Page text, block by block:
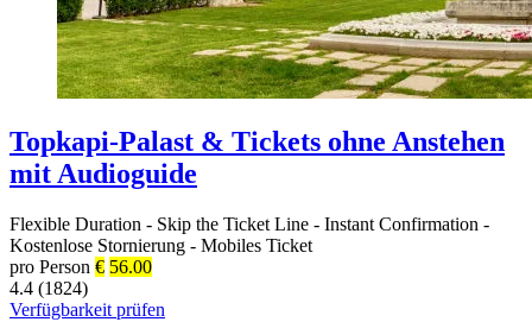
Topkapi-Palast & Tickets ohne Anstehen
mit Audioguide
Flexible Duration - Skip the Ticket Line - Instant Confirmation -
Kostenlose Stornierung - Mobiles Ticket
pro Person € 56.00
4.4 (1824)
Verfügbarkeit prüfen